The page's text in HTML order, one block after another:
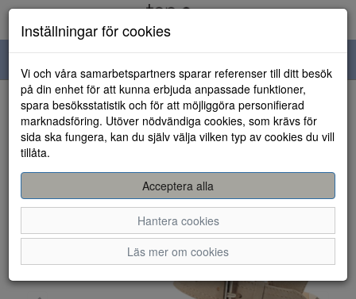
navigation
HEM
Inställningar för cookies
Vi och våra samarbetspartners sparar referenser till ditt besök
på din enhet för att kunna erbjuda anpassade funktioner,
spara besöksstatistik och för att möjliggöra personifierad
marknadsföring. Utöver nödvändiga cookies, som krävs för
sida ska fungera, kan du själv välja vilken typ av cookies du vill
tillåta.
Acceptera alla
Hantera cookies
Läs mer om cookies